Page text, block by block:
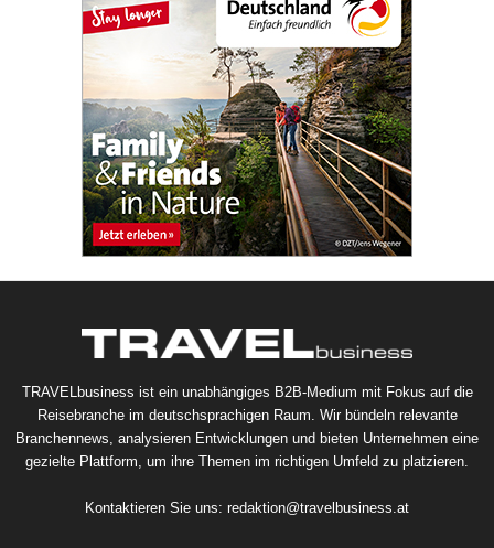
TRAVELbusiness ist ein unabhängiges B2B-Medium mit Fokus auf die
Reisebranche im deutschsprachigen Raum. Wir bündeln relevante
Branchennews, analysieren Entwicklungen und bieten Unternehmen eine
gezielte Plattform, um ihre Themen im richtigen Umfeld zu platzieren.
Kontaktieren Sie uns: redaktion@travelbusiness.at